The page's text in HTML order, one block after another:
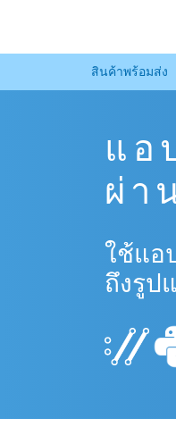
สินค้าพร้อมส่ง
แอ
ผ่า
ใช้แอ
ถึงรูป